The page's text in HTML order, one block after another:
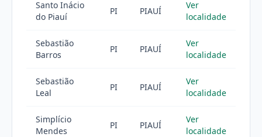
Santo Inácio
do Piauí
PI PIAUÍ
Ver
localidade
Sebastião
Barros
PI PIAUÍ
Ver
localidade
Sebastião
Leal
PI PIAUÍ
Ver
localidade
Simplício
Mendes
PI PIAUÍ
Ver
localidade